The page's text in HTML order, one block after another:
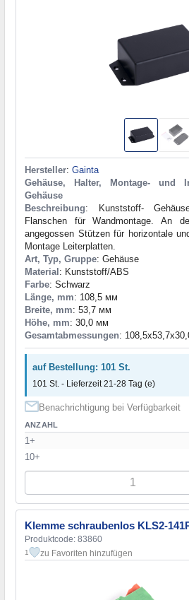
Hersteller: Gainta
Gehäuse, Halter, Montage- und
Gehäuse
Beschreibung: Kunststoff-
Flanschen für Wandmontage. An
angegossen Stützen für horizontale
Montage Leiterplatten.
Art, Typ, Gruppe: Gehäuse
Material : Kunststoff/ABS
Farbe: Schwarz
Länge, mm: 108,5 мм
Breite, mm: 53,7 мм
Höhe, mm: 30,0 мм
Gesamtabmessungen:
auf Bestellung: 101 St.
101 St. - Lieferzeit 21-28 Tag (e)
Benachrichtigung bei Verfügbarkeit
ANZAHL
1+
10+
Klemme schraubenlos KLS2-
Produktcode: 83860
1 zu Favoriten hinzufügen